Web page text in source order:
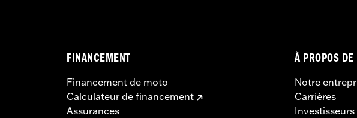
FINANCEMENT
Financement de moto
Calculateur de financement
Assurances
À PROPOS DE
Notre
Carrières
Investisseurs